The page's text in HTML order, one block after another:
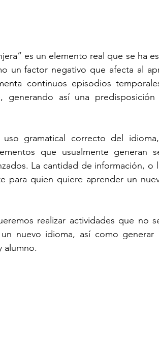
es un elemento real que se ha
un factor negativo que afecta al
continuos episodios
generando así una
gramatical correcto del
que usualmente generan
La cantidad de información, o
para quien quiere aprender un
realizar actividades que no
nuevo idioma, así como
alumno.